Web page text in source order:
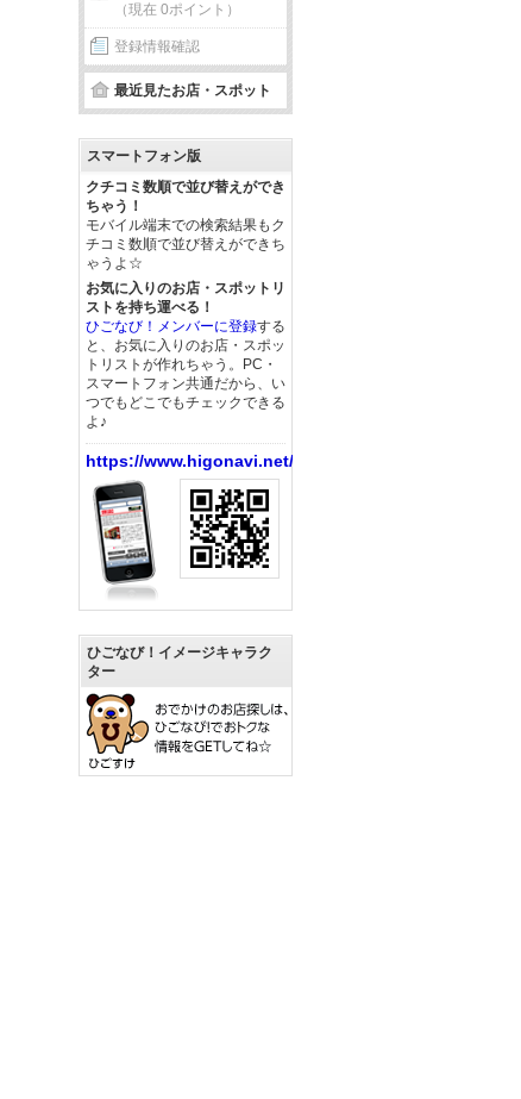
（現在 0ポイント）
登録情報確認
最近見たお店・スポット
スマートフォン版
クチコミ数順で並び替えができ
ちゃう！
モバイル端末での検索結果もク
チコミ数順で並び替えができち
ゃうよ☆
お気に入りのお店・スポットリ
ストを持ち運べる！
ひごなび！メンバーに登録する
と、お気に入りのお店・スポッ
トリストが作れちゃう。PC・
スマートフォン共通だから、い
つでもどこでもチェックできる
よ♪
https://www.higonavi.net/
ひごなび！イメージキャラク
ター